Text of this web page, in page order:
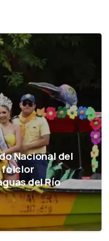
Nacional del
folclor
del Río